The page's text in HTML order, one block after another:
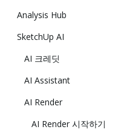
Analysis Hub
SketchUp AI
AI 크레딧
AI Assistant
AI Render
AI Render 시작하기